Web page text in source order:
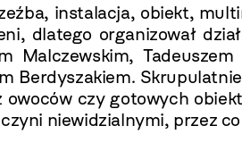
instalacja, obiekt,
dlatego organizował
Malczewskim,
Berdyszakiem.
czy gotowych
niewidzialnymi, przez